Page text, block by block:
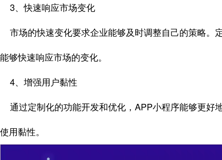
3、快速响应市场变化
市场的快速变化要求企业能够及时调整自己的策略。
能够快速响应市场的变化。
4、增强用户黏性
通过定制化的功能开发和优化，APP小程序能够更好
使用黏性。